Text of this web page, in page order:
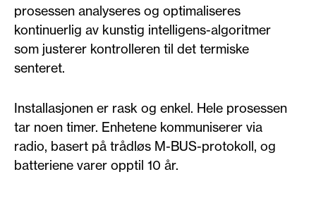
prosessen analyseres og optimaliseres
kontinuerlig av kunstig intelligens-algoritmer
som justerer kontrolleren til det termiske
senteret.
Installasjonen er rask og enkel. Hele prosessen
tar noen timer. Enhetene kommuniserer via
radio, basert på trådløs M-BUS-protokoll, og
batteriene varer opptil 10 år.